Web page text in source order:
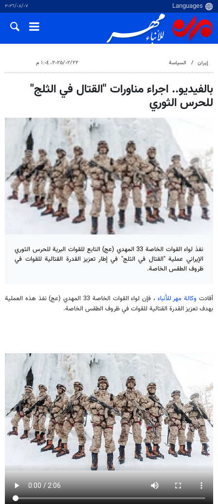
٠٧‏/٠٨‏/٢٠٢٦
إيران السياسة ٢٢‏/٠٢‏/٢٠٢٥، ١:٠٤ م
بالفيديو.. اجراء مناورات "القتال في الثلج"
للحرس الثوري
نفذ لواء القوات الخاصة 33 المهدي (عج) التابع للقوات البرية للحرس الثوري
الإيراني عملية "القتال في الثلج" في إطار تعزيز القدرة القتالية للقوات في
ظروف الطقس الخاصة.
أفادت وكالة مهر للأنباء
، فإن لواء القوات الخاصة 33 المهدي (عج) نفذ هذه العملية
بهدف تعزيز القدرة القتالية للقوات في ظروف الطقس الخاصة.